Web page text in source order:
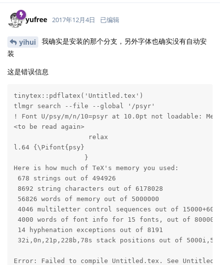
yufree 2017年12月4日 已编辑
yihui
我确实是安装的那个分支，另外字体也确实没有自动安
装
这是错误信息
tinytex::pdflatex('Untitled.tex')
tlmgr search --file --global '/psyr'
! Font U/psy/m/n/10=psyr at 10.0pt not loadable:
<to be read again>
                   relax
l.64 {\Pifont{psy}
                  }
Here is how much of TeX's memory you used:
678 strings out of 494926
8692 string characters out of 6178028
56826 words of memory out of 5000000
4046 multiletter control sequences out of
4000 words of font info for 15 fonts, out of
14 hyphenation exceptions out of 8191
32i,0n,21p,228b,78s stack positions out of
Error: Failed to compile Untitled.tex. See